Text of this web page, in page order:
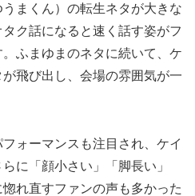
まくん）の転生ネタが大きな
ク話になると速く話す姿がフ
ふまゆまのネタに続いて、ケ
飛び出し、会場の雰囲気が一
ォーマンスも注目され、ケイ
に「顔小さい」「脚長い」
惚れ直すファンの声も多かった